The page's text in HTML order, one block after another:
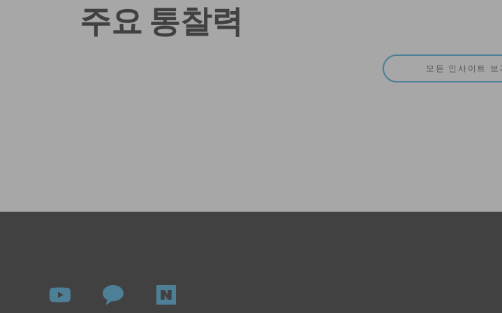
주요 통찰력
모든 인사이트 보